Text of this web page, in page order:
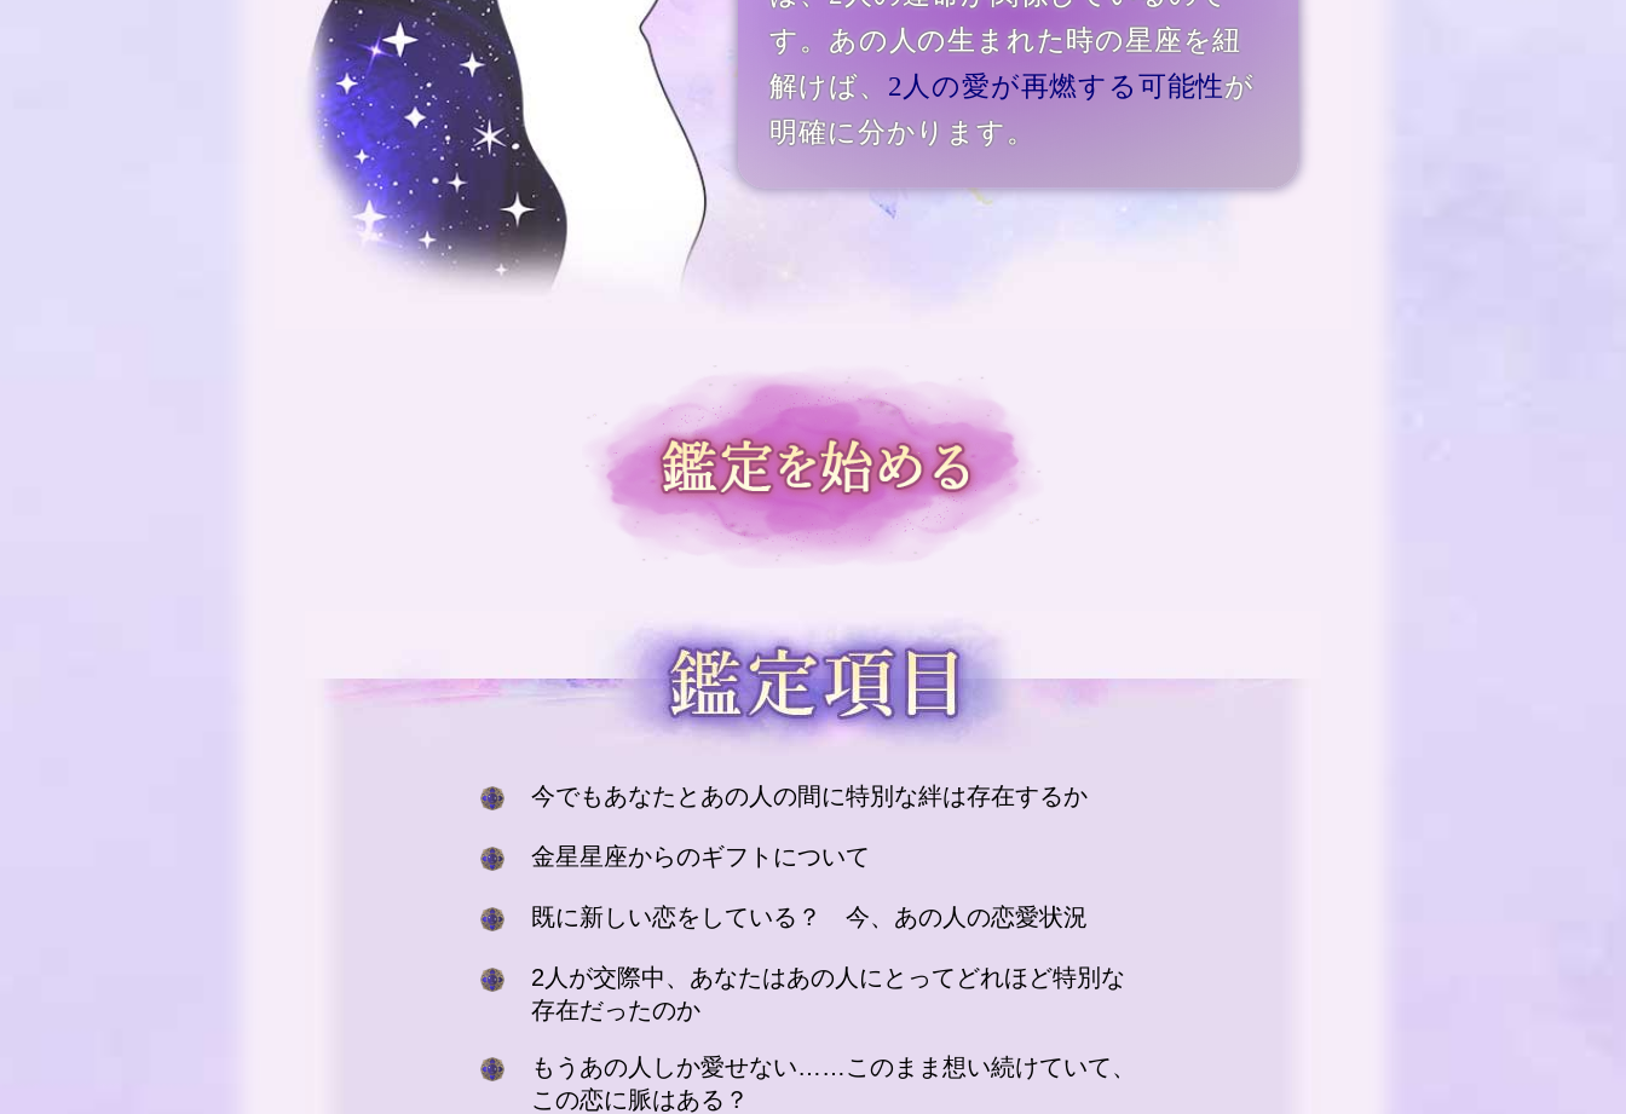
す。あの人の生まれた時の星座を紐
解けば、 2人の愛が再燃する可能性が
明確に分かります。
今でもあなたとあの人の間に特別な絆は存在するか
金星星座からのギフトについて
既に新しい恋をしている？ 今、あの人の恋愛状況
2人が交際中、あなたはあの人にとってどれほど特別な
存在だったのか
もうあの人しか愛せない……このまま想い続けていて、
この恋に脈はある？